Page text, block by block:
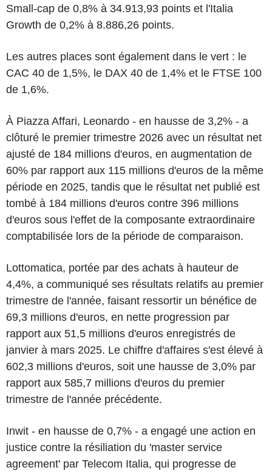
Small-cap de 0,8% à 34.913,93 points et l'Italia
Growth de 0,2% à 8.886,26 points.
Les autres places sont également dans le vert : le
CAC 40 de 1,5%, le DAX 40 de 1,4% et le FTSE 100
de 1,6%.
À Piazza Affari, Leonardo - en hausse de 3,2% - a
clôturé le premier trimestre 2026 avec un résultat net
ajusté de 184 millions d'euros, en augmentation de
60% par rapport aux 115 millions d'euros de la même
période en 2025, tandis que le résultat net publié est
tombé à 184 millions d'euros contre 396 millions
d'euros sous l'effet de la composante extraordinaire
comptabilisée lors de la période de comparaison.
Lottomatica, portée par des achats à hauteur de
4,4%, a communiqué ses résultats relatifs au premier
trimestre de l'année, faisant ressortir un bénéfice de
69,3 millions d'euros, en nette progression par
rapport aux 51,5 millions d'euros enregistrés de
janvier à mars 2025. Le chiffre d'affaires s'est élevé à
602,3 millions d'euros, soit une hausse de 3,0% par
rapport aux 585,7 millions d'euros du premier
trimestre de l'année précédente.
Inwit - en hausse de 0,7% - a engagé une action en
justice contre la résiliation du 'master service
agreement' par Telecom Italia, qui progresse de